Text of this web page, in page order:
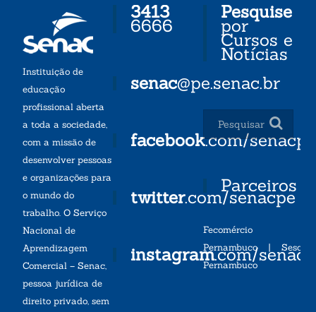
Instituição de
educação
profissional aberta
a toda a sociedade,
com a missão de
desenvolver pessoas
e organizações para
o mundo do
trabalho. O Serviço
Nacional de
Aprendizagem
Comercial – Senac,
pessoa jurídica de
direito privado, sem
3413
6666
senac@pe.senac.br
facebook.com/senacpe
twitter.com/senacpe
instagram.com/
Pesquise
por
Cursos e
Notícias
Parceiros
Fecomércio
Pernambuco| Sesc
Pernambuco